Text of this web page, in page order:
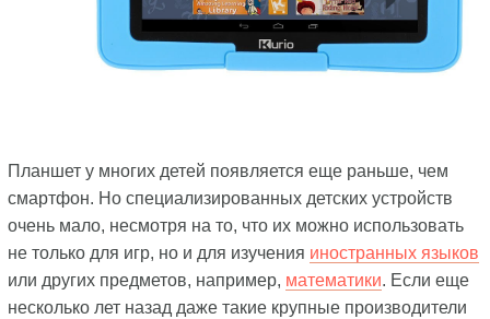
Планшет у многих детей появляется еще раньше, чем
смартфон. Но специализированных детских устройств
очень мало, несмотря на то, что их можно использовать
не только для игр, но и для изучения иностранных языков
или других предметов, например, математики. Если еще
несколько лет назад даже такие крупные производители